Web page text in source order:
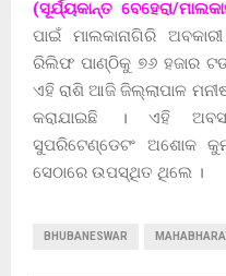
(ସୂର୍ଯ୍ୟକାନ୍ତ ବେହେରା/
ପାଇଁ ମାଲକାନାଗିରି
ରିଲିଫ ପାଣ୍ଠିକୁ ୭୬ ହଜାର
ଏହି ରାଶି ଆଜି ଜିଲ୍ଲାପାଳ
କରାଯାଇଛି । ଏହି
ସୁପରିଟେଣ୍ଡେଟଂ ଅଶୋକ
ସେଠାରେ ଉପସ୍ଥିତ ଥିଲେ ।
BHUBANESWAR